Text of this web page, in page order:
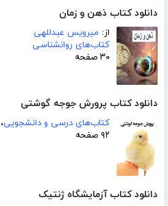
دانلود کتاب ذهن و زمان
از: میرویس عبدللهی
کتاب‌های روانشناسی
۳۰ صفحه
دانلود کتاب پرورش جوجه گوشتی
کتاب‌های درسی و دانشجویی،
۹۲ صفحه
دانلود کتاب آزمایشگاه ژنتیک